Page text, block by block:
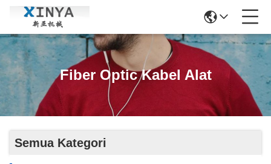
Fiber Optic Kabel Alat
Semua Kategori